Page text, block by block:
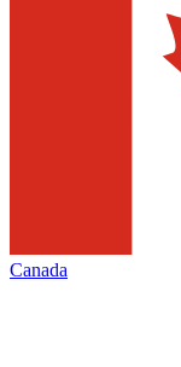
Canada